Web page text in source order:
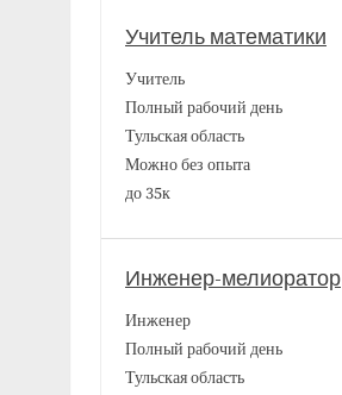
Учитель математики
Учитель
Полный рабочий день
Тульская область
Можно без опыта
до 35к
Инженер-мелиоратор
Инженер
Полный рабочий день
Тульская область